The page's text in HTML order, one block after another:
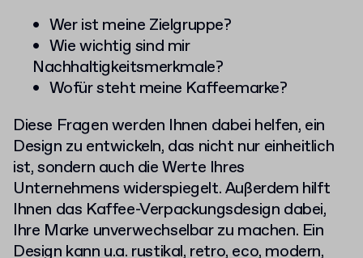
Wer ist meine Zielgruppe?
Wie wichtig sind mir
Nachhaltigkeitsmerkmale?
Wofür steht meine Kaffeemarke?
Diese Fragen werden Ihnen dabei helfen, ein
Design zu entwickeln, das nicht nur einheitlich
ist, sondern auch die Werte Ihres
Unternehmens widerspiegelt. Außerdem hilft
Ihnen das Kaffee-Verpackungsdesign dabei,
Ihre Marke unverwechselbar zu machen. Ein
Design kann u.a. rustikal, retro, eco, modern,